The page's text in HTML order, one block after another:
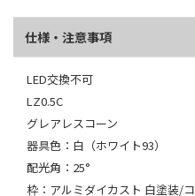
仕様・注意事項
LED交換不可
LZ0.5C
グレアレスコーン
器具色：白（ホワイト93）
配光角：25°
枠：アルミダイカスト 白塗装/